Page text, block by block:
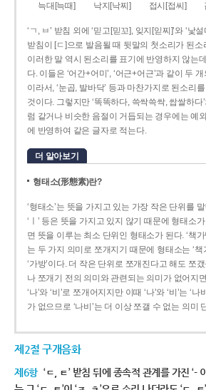
늑대[늑때] 낙지[낙찌] 접시[접씨]
‘ㄱ, ㅂ’ 받침 외에 ‘믿고[믿꼬], 잊지[읻찌]’와 ‘낯
받침이 [ㄷ]으로 발음될 때 뒷말의 첫소리가 된
이러한 말 역시 된소리를 표기에 반영하지 않는
다. 이들은 ‘어간+어미’, ‘어근+어근’과 같이 두
이라서, ‘눈곱, 발바닥’ 등과 마찬가지로 된소리
것이다. 그렇지만 ‘똑똑하다, 쓱싹쓱싹, 쌉쌀하다’
럼 같거나 비슷한 음절이 거듭되는 경우에는 예
에 반영하여 같은 글자로 적는다.
더 알아보기
형태소(形態素)란?
‘형태소’는 뜻을 가지고 있는 가장 작은 단위를
‘ㅣ’ 등은 뜻을 가지고 있지 않기 때문에 형태소가
면 뜻을 이루는 최소 단위인 형태소가 된다. ‘책가
는 두 가지 의미로 쪼개지기 때문에 형태소는 ‘책
‘가방’이다. 더 작은 단위로 쪼개진다고 해도 쪼
나 쪼개기 전의 의미와 관련되는 의미가 없어지면
‘나’와 ‘비’로 쪼개어지지만 이때 ‘나’와 ‘비’는 ‘
가 없으므로 ‘나비’는 더 이상 쪼갤 수 없는 의미
제2절 구개음화
제6항 ‘ㄷ, ㅌ’ 받침 뒤에 종속적 관계를 가진 ‘-